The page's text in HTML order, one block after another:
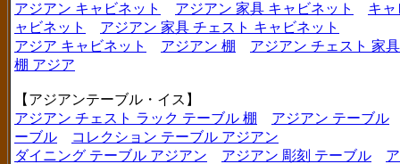
アジアン キャビネット
アジアン 家具 キャビネット
キャ
ャビネット
アジアン 家具 チェスト キャビネット
アジア キャビネット
アジアン 棚
アジアン チェスト 家
棚 アジア
【アジアンテーブル・イス】
アジアン チェスト ラック テーブル 棚
アジアン テーブル
ーブル
コレクション テーブル アジアン
ダイニング テーブル アジアン
アジアン 彫刻 テーブル